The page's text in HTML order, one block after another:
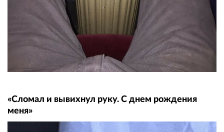
«Сломал и вывихнул руку. С днем ​​рождения
меня»